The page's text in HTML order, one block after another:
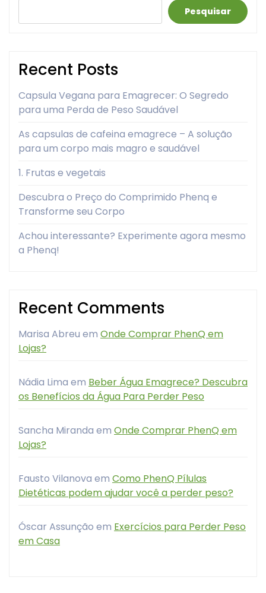
Pesquisar
Recent Posts
Capsula Vegana para Emagrecer: O Segredo
para uma Perda de Peso Saudável
As capsulas de cafeina emagrece – A solução
para um corpo mais magro e saudável
1. Frutas e vegetais
Descubra o Preço do Comprimido Phenq e
Transforme seu Corpo
Achou interessante? Experimente agora mesmo
a Phenq!
Recent Comments
Marisa Abreu em Onde Comprar PhenQ em
Lojas?
Nádia Lima em Beber Água Emagrece? Descubra
os Benefícios da Água Para Perder Peso
Sancha Miranda em Onde Comprar PhenQ em
Lojas?
Fausto Vilanova em Como PhenQ Pílulas
Dietéticas podem ajudar você a perder peso?
Óscar Assunção em Exercícios para Perder Peso
em Casa